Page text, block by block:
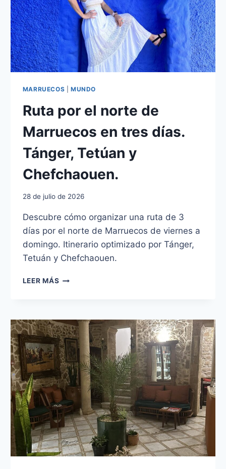
MARRUECOS MUNDO
Ruta por el norte de
Marruecos en tres días.
Tánger, Tetúan y
Chefchaouen.
28 de julio de 2026
Descubre cómo organizar una ruta de 3
días por el norte de Marruecos de viernes a
domingo. Itinerario optimizado por Tánger,
Tetuán y Chefchaouen.
LEER MÁS RUTA
DE
MARRUECOS
EN
TRES
DÍAS.
TÁNGER,
TETÚAN
Y
CHEFCHAOUEN.